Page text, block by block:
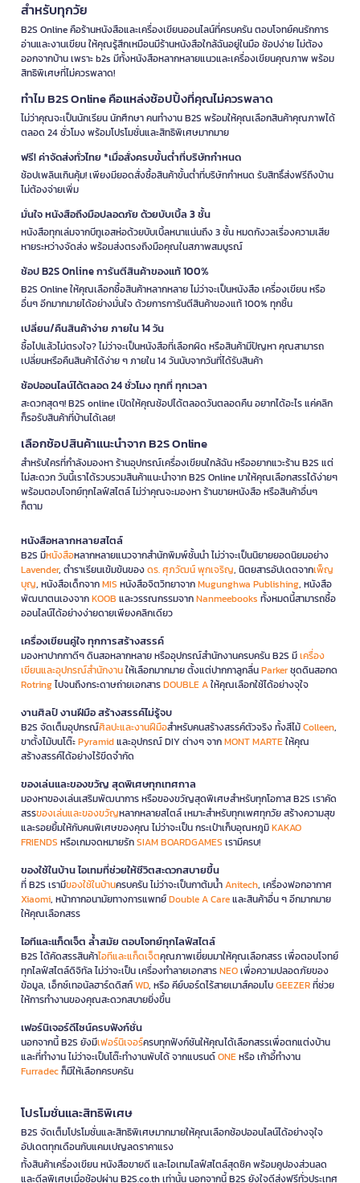
สำหรับทุกวัย
B2S Online คือร้านหนังสือและเครื่องเขียนออนไลน์ที่ครบครัน ตอบโจทย์คนรักการ
อ่านและงานเขียน ให้คุณรู้สึกเหมือนมีร้านหนังสือใกล้ฉันอยู่ในมือ ช้อปง่าย ไม่ต้อง
ออกจากบ้าน เพราะ b2s มีทั้งหนังสือหลากหลายแนวและเครื่องเขียนคุณภาพ พร้อม
สิทธิพิเศษที่ไม่ควรพลาด!
ทำไม B2S Online คือแหล่งช้อปปิ้งที่คุณไม่ควรพลาด
ไม่ว่าคุณจะเป็นนักเรียน นักศึกษา คนทำงาน B2S พร้อมให้คุณเลือกสินค้าคุณภาพได้
ตลอด 24 ชั่วโมง พร้อมโปรโมชั่นและสิทธิพิเศษมากมาย
ฟรี! ค่าจัดส่งทั่วไทย *เมื่อสั่งครบขั้นต่ำที่บริษัทกำหนด
ช้อปเพลินเกินคุ้ม! เพียงมียอดสั่งซื้อสินค้าขั้นต่ำที่บริษัทกำหนด รับสิทธิ์ส่งฟรีถึงบ้าน
ไม่ต้องจ่ายเพิ่ม
มั่นใจ หนังสือถึงมือปลอดภัย ด้วยบับเบิ้ล 3 ชั้น
หนังสือทุกเล่มจากบีทูเอสห่อด้วยบับเบิ้ลหนาแน่นถึง 3 ชั้น หมดกังวลเรื่องความเสีย
หายระหว่างจัดส่ง พร้อมส่งตรงถึงมือคุณในสภาพสมบูรณ์
ช้อป B2S Online การันตีสินค้าของแท้ 100%
B2S Online ให้คุณเลือกซื้อสินค้าหลากหลาย ไม่ว่าจะเป็นหนังสือ เครื่องเขียน หรือ
อื่นๆ อีกมากมายได้อย่างมั่นใจ ด้วยการการันตีสินค้าของแท้ 100% ทุกชิ้น
เปลี่ยน/คืนสินค้าง่าย ภายใน 14 วัน
ซื้อไปแล้วไม่ตรงใจ? ไม่ว่าจะเป็นหนังสือที่เลือกผิด หรือสินค้ามีปัญหา คุณสามารถ
เปลี่ยนหรือคืนสินค้าได้ง่าย ๆ ภายใน 14 วันนับจากวันที่ได้รับสินค้า
ช้อปออนไลน์ได้ตลอด 24 ชั่วโมง ทุกที่ ทุกเวลา
สะดวกสุดๆ! B2S online เปิดให้คุณช้อปได้ตลอดวันตลอดคืน อยากได้อะไร แค่คลิก
ก็รอรับสินค้าที่บ้านได้เลย!
เลือกช้อปสินค้าแนะนำจาก B2S Online
สำหรับใครที่กำลังมองหา ร้านอุปกรณ์เครื่องเขียนใกล้ฉัน หรืออยากแวะร้าน B2S แต่
ไม่สะดวก วันนี้เราได้รวบรวมสินค้าแนะนำจาก B2S Online มาให้คุณเลือกสรรได้ง่ายๆ
พร้อมตอบโจทย์ทุกไลฟ์สไตล์ ไม่ว่าคุณจะมองหา ร้านขายหนังสือ หรือสินค้าอื่นๆ
ก็ตาม
หนังสือหลากหลายสไตล์
B2S มีหนังสือหลากหลายแนวจากสำนักพิมพ์ชั้นนำ ไม่ว่าจะเป็นนิยายยอดนิยมอย่าง
Lavender, ตำราเรียนเข้มข้นของดร. ศุภวัฒน์ พุกเจริญ, นิตยสารอัปเดตจากเพ็ญ
บุญ, หนังสือเด็กจากMIS หนังสือจิตวิทยาจากMugunghwa Publishing, หนังสือ
พัฒนาตนเองจากKOOB และวรรณกรรมจากNanmeebooks ทั้งหมดนี้สามารถซื้อ
ออนไลน์ได้อย่างง่ายดายเพียงคลิกเดียว
เครื่องเขียนคู่ใจ ทุกการสร้างสรรค์
มองหาปากกาดีๆ ดินสอหลากหลาย หรืออุปกรณ์สำนักงานครบครัน B2S มีเครื่อง
เขียนและอุปกรณ์สำนักงานให้เลือกมากมาย ตั้งแต่ปากกาลูกลื่นParkerชุดดินสอกด
Rotringไปจนถึงกระดาษถ่ายเอกสารDOUBLE Aให้คุณเลือกใช้ได้อย่างจุใจ
งานศิลป์ งานฝีมือ สร้างสรรค์ไม่รู้จบ
B2S จัดเต็มอุปกรณ์ศิลปะและงานฝีมือสำหรับคนสร้างสรรค์ตัวจริง ทั้งสีไม้Colleen,
ขาตั้งไม้บนโต๊ะPyramidและอุปกรณ์ DIY ต่างๆ จากMONT MARTEให้คุณ
สร้างสรรค์ได้อย่างไร้ขีดจำกัด
ของเล่นและของขวัญ สุดพิเศษทุกเทศกาล
มองหาของเล่นเสริมพัฒนาการ หรือของขวัญสุดพิเศษสำหรับทุกโอกาส B2S เราคัด
สรรของเล่นและของขวัญหลากหลายสไตล์ เหมาะสำหรับทุกเพศทุกวัย สร้างความสุข
และรอยยิ้มให้กับคนพิเศษของคุณ ไม่ว่าจะเป็น กระเป๋าเก็บอุณหภูมิKAKAO
FRIENDS หรือเกมจดหมายรักSIAM BOARDGAMES เรามีครบ!
ของใช้ในบ้าน ไอเทมที่ช่วยให้ชีวิตสะดวกสบายขึ้น
ที่ B2S เรามีของใช้ในบ้านครบครัน ไม่ว่าจะเป็นกาต้มน้ำAnitech, เครื่องฟอกอากาศ
Xiaomi, หน้ากากอนามัยทางการแพทย์Double A Careและสินค้าอื่น ๆ อีกมากมาย
ให้คุณเลือกสรร
ไอทีและแก็ดเจ็ต ล้ำสมัย ตอบโจทย์ทุกไลฟ์สไตล์
B2S ได้คัดสรรสินค้าไอทีและแก็ดเจ็ตคุณภาพเยี่ยมมาให้คุณเลือกสรร เพื่อตอบโจทย์
ทุกไลฟ์สไตล์ดิจิทัล ไม่ว่าจะเป็น เครื่องทำลายเอกสารNEOเพื่อความปลอดภัยของ
ข้อมูล, เอ็กซ์เทอนัลฮาร์ดดิสก์WD, หรือ คีย์บอร์ดไร้สายเมาส์คอมโบGEEZERที่ช่วย
ให้การทำงานของคุณสะดวกสบายยิ่งขึ้น
เฟอร์นิเจอร์ดีไซน์ครบฟังก์ชั่น
นอกจากนี้ B2S ยังมีเฟอร์นิเจอร์ครบทุกฟังก์ชันให้คุณได้เลือกสรรเพื่อตกแต่งบ้าน
และที่ทำงาน ไม่ว่าจะเป็นโต๊ะทำงานพับได้ จากแบรนด์ONEหรือ เก้าอี้ทำงาน
Furradecก็มีให้เลือกครบครัน
โปรโมชั่นและสิทธิพิเศษ
B2S จัดเต็มโปรโมชั่นและสิทธิพิเศษมากมายให้คุณเลือกช้อปออนไลน์ได้อย่างจุใจ
อัปเดตทุกเดือนกับแคมเปญลดราคาแรง
ทั้งสินค้าเครื่องเขียน หนังสือขายดี และไอเทมไลฟ์สไตล์สุดชิค พร้อมคูปองส่วนลด
และดีลพิเศษเมื่อช้อปผ่าน B2S.co.th เท่านั้น นอกจากนี้ B2S ยังใจดีส่งฟรีทั่วประเทศ